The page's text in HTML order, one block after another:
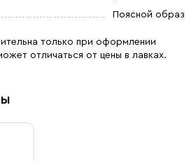
Поясной образ
только при оформлении
отличаться от цены в лавках.